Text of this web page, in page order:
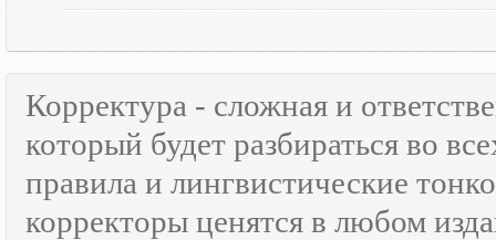
Корректура - сложная и
который будет разбираться во
правила и лингвистические
корректоры ценятся в любом